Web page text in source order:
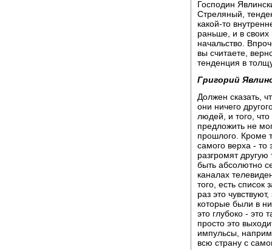
Господин
Стреляный,
какой-то
раньше, и в
начальство.
вы считаете,
тенденция в
Григорий
Должен сказать,
они ничего
людей, и того,
предложить не
прошлого. Кроме
самого верха - то
разгромят
быть абсолютно
каналах
того, есть список
раз это
которые были в
это глубоко - это
просто это
импульсы,
всю страну с